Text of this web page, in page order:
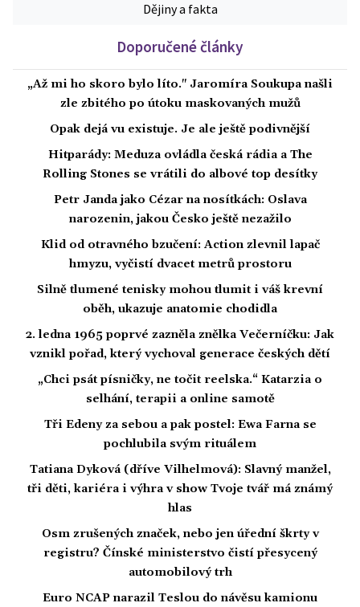
Dějiny a fakta
Doporučené články
„Až mi ho skoro bylo líto." Jaromíra Soukupa našli
zle zbitého po útoku maskovaných mužů
Opak dejá vu existuje. Je ale ještě podivnější
Hitparády: Meduza ovládla česká rádia a The
Rolling Stones se vrátili do albové top desítky
Petr Janda jako Cézar na nosítkách: Oslava
narozenin, jakou Česko ještě nezažilo
Klid od otravného bzučení: Action zlevnil lapač
hmyzu, vyčistí dvacet metrů prostoru
Silně tlumené tenisky mohou tlumit i váš krevní
oběh, ukazuje anatomie chodidla
2. ledna 1965 poprvé zazněla znělka Večerníčku: Jak
vznikl pořad, který vychoval generace českých dětí
„Chci psát písničky, ne točit reelska.“ Katarzia o
selhání, terapii a online samotě
Tři Edeny za sebou a pak postel: Ewa Farna se
pochlubila svým rituálem
Tatiana Dyková (dříve Vilhelmová): Slavný manžel,
tři děti, kariéra i výhra v show Tvoje tvář má známý
hlas
Osm zrušených značek, nebo jen úřední škrty v
registru? Čínské ministerstvo čistí přesycený
automobilový trh
Euro NCAP narazil Teslou do návěsu kamionu